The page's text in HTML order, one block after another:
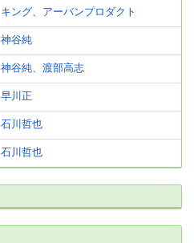
キング、アーバンプロダクト
神谷純
神谷純、渡部高志
早川正
石川哲也
石川哲也